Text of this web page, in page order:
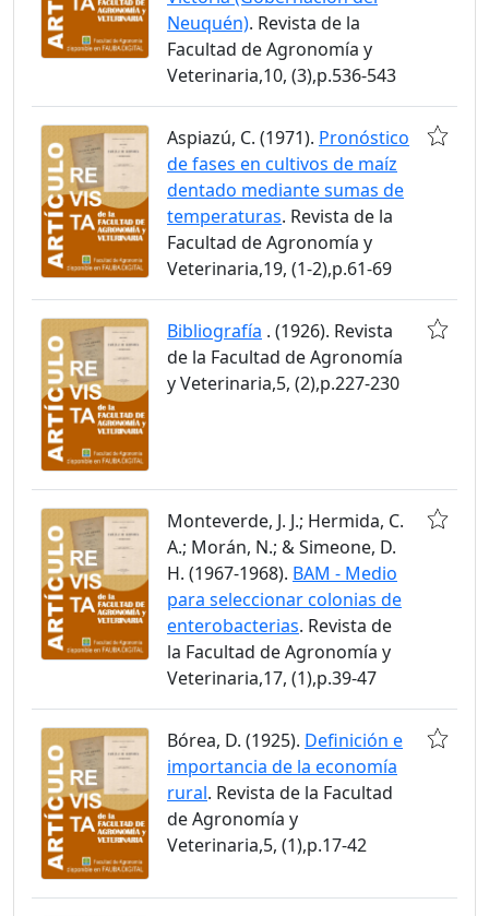
Neuquén). Revista de la
Facultad de Agronomía y
Veterinaria,10, (3),p.536-543
Aspiazú, C. (1971). Pronóstico
de fases en cultivos de maíz
dentado mediante sumas de
temperaturas. Revista de la
Facultad de Agronomía y
Veterinaria,19, (1-2),p.61-69
Bibliografía . (1926). Revista
de la Facultad de Agronomía
y Veterinaria,5, (2),p.227-230
Monteverde, J. J.; Hermida, C.
A.; Morán, N.; & Simeone, D.
H. (1967-1968). BAM - Medio
para seleccionar colonias de
enterobacterias. Revista de
la Facultad de Agronomía y
Veterinaria,17, (1),p.39-47
Bórea, D. (1925). Definición e
importancia de la economía
rural. Revista de la Facultad
de Agronomía y
Veterinaria,5, (1),p.17-42